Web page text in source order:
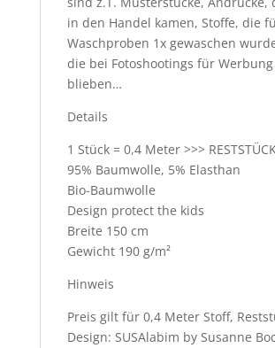
in den Handel kamen, Stoffe, die
Waschproben 1x gewaschen
die bei Fotoshootings für
blieben…
Details
1 Stück = 0,4 Meter >>>
95% Baumwolle, 5% Elasthan
Bio-Baumwolle
Design protect the kids
Breite 150 cm
Gewicht 190 g/m²
Hinweis
Preis gilt für 0,4 Meter Stoff,
Design: SUSAlabim by Susanne